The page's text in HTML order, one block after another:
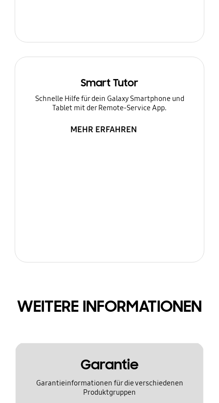
Smart Tutor
Schnelle Hilfe für dein Galaxy Smartphone und
Tablet mit der Remote-Service App.
MEHR ERFAHREN
WEITERE INFORMATIONEN
Garantie
Garantieinformationen für die verschiedenen
Produktgruppen